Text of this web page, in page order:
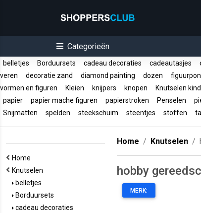
Categorieën
belletjes Borduursets cadeau decoraties cadeautasjes
veren
decoratie zand diamond painting dozen
vormen en figuren
Kleien knijpers knopen Knutselen
papier
papier mache figuren papierstroken Penselen
Snijmatten
spelden steekschuim steentjes stoffen
Home
Knutselen
belletjes
Borduursets
cadeau decoraties
Home Knutselen
hobby
MERK: